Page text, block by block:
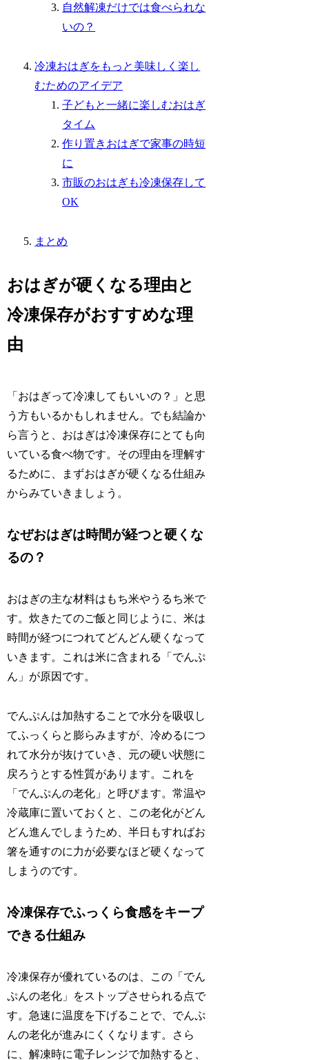
自然解凍だけでは食べられな
いの？
冷凍おはぎをもっと美味しく楽し
むためのアイデア
子どもと一緒に楽しむおはぎ
タイム
作り置きおはぎで家事の時短
に
市販のおはぎも冷凍保存して
OK
まとめ
おはぎが硬くなる理由と
冷凍保存がおすすめな理
由
「おはぎって冷凍してもいいの？」と思
う方もいるかもしれません。でも結論か
ら言うと、おはぎは冷凍保存にとても向
いている食べ物です。その理由を理解す
るために、まずおはぎが硬くなる仕組み
からみていきましょう。
なぜおはぎは時間が経つと硬くな
るの？
おはぎの主な材料はもち米やうるち米で
す。炊きたてのご飯と同じように、米は
時間が経つにつれてどんどん硬くなって
いきます。これは米に含まれる「でんぷ
ん」が原因です。
でんぷんは加熱することで水分を吸収し
てふっくらと膨らみますが、冷めるにつ
れて水分が抜けていき、元の硬い状態に
戻ろうとする性質があります。これを
「でんぷんの老化」と呼びます。常温や
冷蔵庫に置いておくと、この老化がどん
どん進んでしまうため、半日もすればお
箸を通すのに力が必要なほど硬くなって
しまうのです。
冷凍保存でふっくら食感をキープ
できる仕組み
冷凍保存が優れているのは、この「でん
ぷんの老化」をストップさせられる点で
す。急速に温度を下げることで、でんぷ
んの老化が進みにくくなります。さら
に、解凍時に電子レンジで加熱すると、